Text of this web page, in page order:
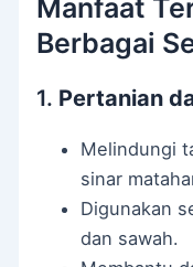
Manfaat
Berbagai
1. Pertanian
Melindungi
sinar
Digunakan
dan sawah.